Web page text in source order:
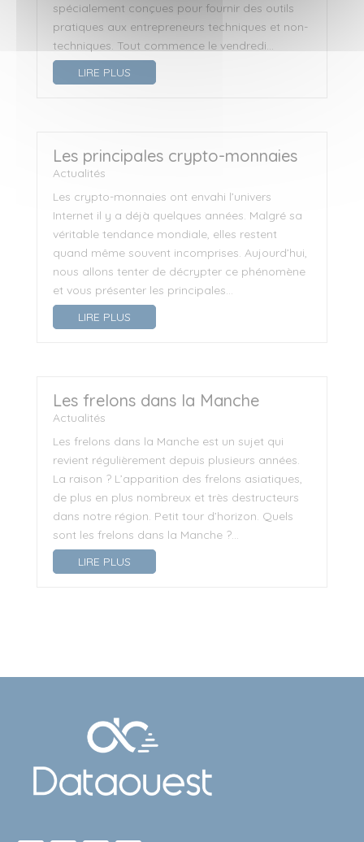
spécialement conçues pour fournir des outils
pratiques aux entrepreneurs techniques et non-
techniques. Tout commence le vendredi...
LIRE PLUS
Les principales crypto-monnaies
Actualités
Les crypto-monnaies ont envahi l’univers
Internet il y a déjà quelques années. Malgré sa
véritable tendance mondiale, elles restent
quand même souvent incomprises. Aujourd’hui,
nous allons tenter de décrypter ce phénomène
et vous présenter les principales...
LIRE PLUS
Les frelons dans la Manche
Actualités
Les frelons dans la Manche est un sujet qui
revient régulièrement depuis plusieurs années.
La raison ? L’apparition des frelons asiatiques,
de plus en plus nombreux et très destructeurs
dans notre région. Petit tour d’horizon. Quels
sont les frelons dans la Manche ?...
LIRE PLUS